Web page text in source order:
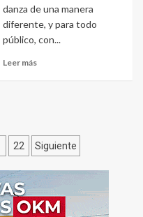
danza de una manera
diferente, y para todo
público, con...
Leer más
22 Siguiente